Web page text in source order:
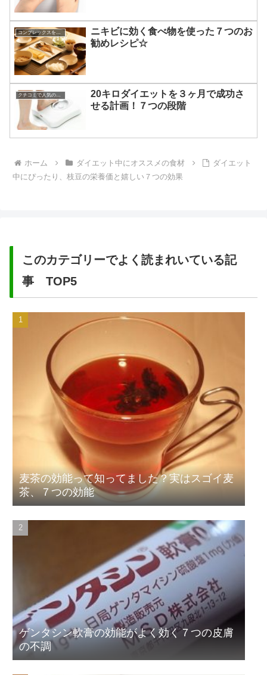
コンプレックスを克服する方法
ニキビに効く食べ物を使った７つのお
勧めレシピ☆
クチコミで人気のダイエット
20キロダイエットを３ヶ月で成功さ
せる計画！７つの段階
ホーム ダイエット中にオススメの食材
ダイエット
中にぴったり、枝豆の栄養価と嬉しい７つの効果
このカテゴリーでよく読まれいている記
事 TOP5
麦茶の効能って知ってました？実はスゴイ麦
茶、７つの効能
ゲンタシン軟膏の効能がよく効く７つの皮膚
の不調